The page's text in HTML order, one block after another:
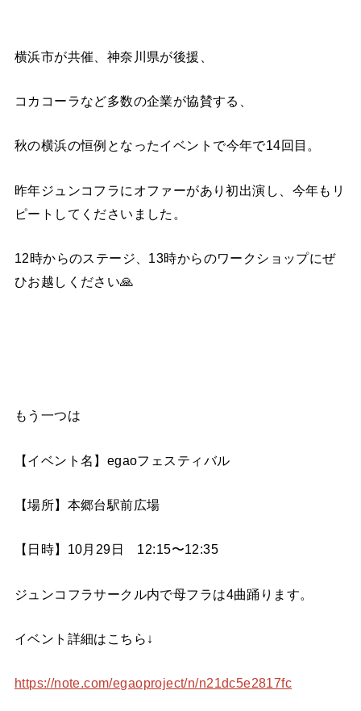
横浜市が共催、神奈川県が後援、
コカコーラなど多数の企業が協賛する、
秋の横浜の恒例となったイベントで今年で14回目。
昨年ジュンコフラにオファーがあり初出演し、今年もリ
ピートしてくださいました。
12時からのステージ、 13時からのワークショップにぜ
ひお越しください🙏
もう一つは
【イベント名】 egaoフェスティバル
【場所】 本郷台駅前広場
【日時】 10月 29 日 12:15〜12:35
ジュンコフラサークル内で母フラは4曲踊ります。
イベント詳細はこちら↓
https://note.com/egaoproject/n/n21dc5e2817fc